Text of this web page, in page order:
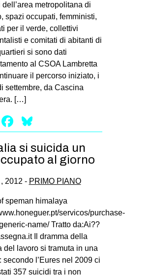
DIRITTO ALL’ABITARE
GENERI
MIGRAZIONI
PRECARIATO
REPRESSIONE
STUDENTI
ARTE
CINEMA
MANIFESTI
MUSICA
INTERNAZIONALE
AFRICA
AMERICHE
ESTREMO ORIENTE
metropolitana di
spazi occupati, femministi,
per il verde, collettivi
e comitati di abitanti di
si sono dati
al CSOA Lambretta
il percorso iniziato, i
settembre, da Cascina
[…]
Mastodon
Facebook
si suicida un
al giorno
2012 - PRIMO PIANO
speman himalaya
servicos/purchase-
name/ Tratto da:Ai??
Il dramma della
del lavoro si tramuta in una
secondo l’Eures nel 2009 ci
357 suicidi tra i non